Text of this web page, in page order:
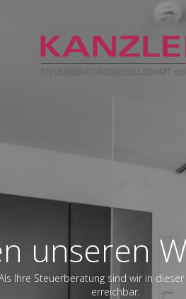
unseren
Ihre Steuerberatung sind wir in
erreichbar.